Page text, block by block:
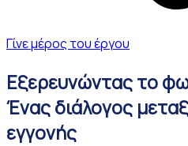
Γίνε μέρος του έργου
Εξερευνώντας το
Ένας διάλογος
εγγονής